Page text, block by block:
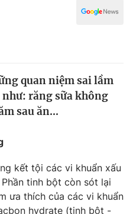
quan niệm sai lầm
răng sữa không
sau ăn...
kết tội các vi khuẩn xấu
Phần tinh bột còn sót lại
ưa thích của các vi khuẩn
hydrate (tinh bột -